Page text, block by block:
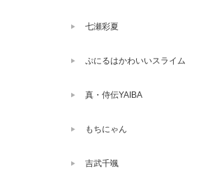
七瀬彩夏
ぷにるはかわいいスライム
真・侍伝YAIBA
もちにゃん
吉武千颯